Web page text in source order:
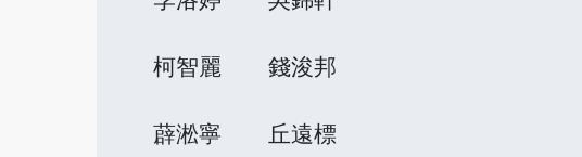
柯智麗 錢浚邦
薜淞寧 丘遠標